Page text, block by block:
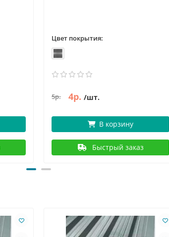
Цвет покрытия:
5р. 4р. /шт.
В корзину
Быстрый заказ